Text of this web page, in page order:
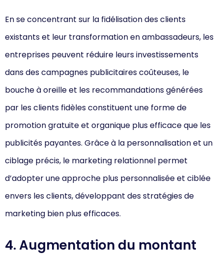
En se concentrant sur la fidélisation des clients
existants et leur transformation en ambassadeurs, les
entreprises peuvent réduire leurs investissements
dans des campagnes publicitaires coûteuses, le
bouche à oreille et les recommandations générées
par les clients fidèles constituent une forme de
promotion gratuite et organique plus efficace que les
publicités payantes. Grâce à la personnalisation et un
ciblage précis, le marketing relationnel permet
d’adopter une approche plus personnalisée et ciblée
envers les clients, développant des stratégies de
marketing bien plus efficaces.
4. Augmentation du montant